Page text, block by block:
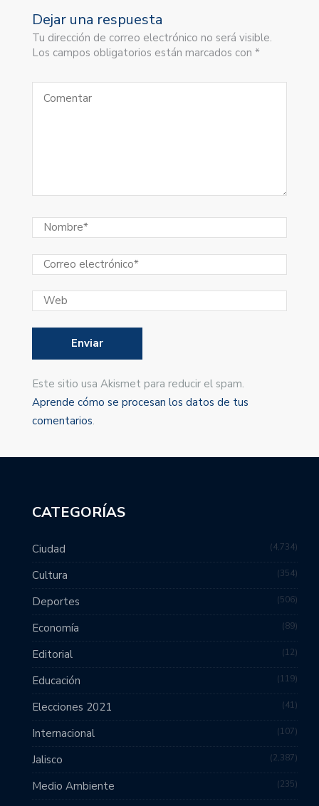
Dejar una respuesta
Tu dirección de correo electrónico no será visible.
Los campos obligatorios están marcados con *
Este sitio usa Akismet para reducir el spam.
Aprende cómo se procesan los datos de tus
comentarios.
CATEGORÍAS
Ciudad 4,734
Cultura 354
Deportes 506
Economía 89
Editorial 12
Educación 119
Elecciones 2021 41
Internacional 107
Jalisco 2,387
Medio Ambiente 235